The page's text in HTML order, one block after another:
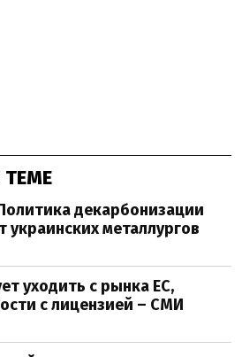
декарбонизации
украинских металлургов
уходить с рынка ЕС,
с лицензией – СМИ